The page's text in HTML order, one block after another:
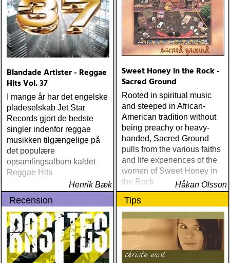
Blandade Artister - Reggae
Hits Vol. 37
I mange år har det engelske
pladeselskab Jet Star
Records gjort de bedste
singler indenfor reggae
musikken tilgængelige på
det populære
opsamlingsalbum kaldet
Reggae Hits
Henrik Bæk
Sweet Honey in the Rock -
Sacred Ground
Rooted in spiritual music
and steeped in African-
American tradition without
being preachy or heavy-
handed, Sacred Ground
pulls from the various faiths
and life experiences of the
women of Sweet Honey in
the Rock
Håkan Olsson
Recension Tips